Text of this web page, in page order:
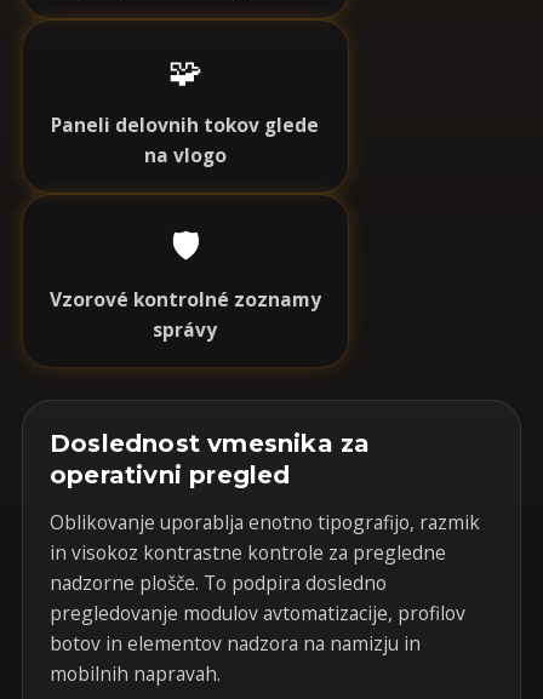
🧩
Paneli delovnih tokov glede
na vlogo
🛡️
Vzorové kontrolné zoznamy
správy
Doslednost vmesnika za
operativni pregled
Oblikovanje uporablja enotno tipografijo, razmik
in visokoz kontrastne kontrole za pregledne
nadzorne plošče. To podpira dosledno
pregledovanje modulov avtomatizacije, profilov
botov in elementov nadzora na namizju in
mobilnih napravah.